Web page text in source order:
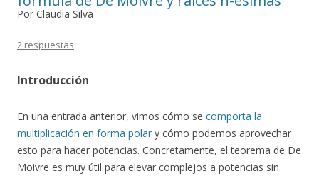
Por Claudia Silva
2 respuestas
Introducción
En una entrada anterior, vimos cómo se comporta la
multiplicación en forma polar y cómo podemos aprovechar
esto para hacer potencias. Concretamente, el teorema de De
Moivre es muy útil para elevar complejos a potencias sin